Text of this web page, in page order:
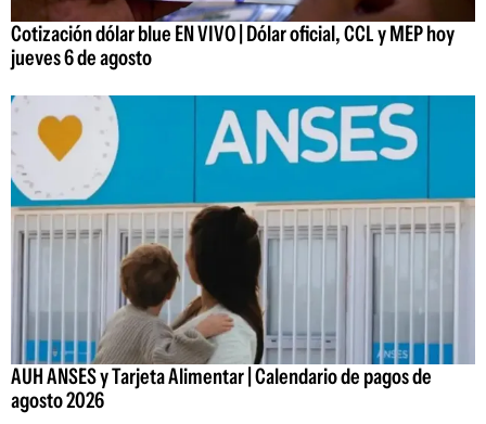
Cotización dólar blue EN VIVO | Dólar oficial, CCL y MEP hoy
jueves 6 de agosto
AUH ANSES y Tarjeta Alimentar | Calendario de pagos de
agosto 2026